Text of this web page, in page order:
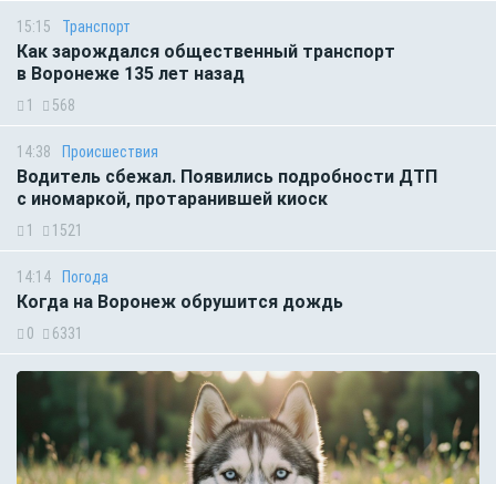
15:15 Транспорт
Как зарождался общественный транспорт
в Воронеже 135 лет назад
1 568
14:38 Происшествия
Водитель сбежал. Появились подробности ДТП
с иномаркой, протаранившей киоск
1 1521
14:14 Погода
Когда на Воронеж обрушится дождь
0 6331